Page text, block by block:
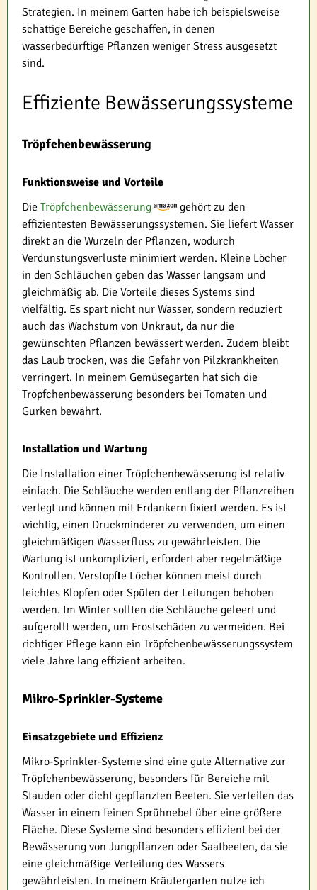
Strategien. In meinem Garten habe ich beispielsweise
schattige Bereiche geschaffen, in denen
wasserbedürftige Pflanzen weniger Stress ausgesetzt
sind.
Effiziente Bewässerungssysteme
Tröpfchenbewässerung
Funktionsweise und Vorteile
Die Tröpfchenbewässerung
gehört zu den
effizientesten Bewässerungssystemen. Sie liefert Wasser
direkt an die Wurzeln der Pflanzen, wodurch
Verdunstungsverluste minimiert werden. Kleine Löcher
in den Schläuchen geben das Wasser langsam und
gleichmäßig ab. Die Vorteile dieses Systems sind
vielfältig. Es spart nicht nur Wasser, sondern reduziert
auch das Wachstum von Unkraut, da nur die
gewünschten Pflanzen bewässert werden. Zudem bleibt
das Laub trocken, was die Gefahr von Pilzkrankheiten
verringert. In meinem Gemüsegarten hat sich die
Tröpfchenbewässerung besonders bei Tomaten und
Gurken bewährt.
Installation und Wartung
Die Installation einer Tröpfchenbewässerung ist relativ
einfach. Die Schläuche werden entlang der Pflanzreihen
verlegt und können mit Erdankern fixiert werden. Es ist
wichtig, einen Druckminderer zu verwenden, um einen
gleichmäßigen Wasserfluss zu gewährleisten. Die
Wartung ist unkompliziert, erfordert aber regelmäßige
Kontrollen. Verstopfte Löcher können meist durch
leichtes Klopfen oder Spülen der Leitungen behoben
werden. Im Winter sollten die Schläuche geleert und
aufgerollt werden, um Frostschäden zu vermeiden. Bei
richtiger Pflege kann ein Tröpfchenbewässerungssystem
viele Jahre lang effizient arbeiten.
Mikro-Sprinkler-Systeme
Einsatzgebiete und Effizienz
Mikro-Sprinkler-Systeme sind eine gute Alternative zur
Tröpfchenbewässerung, besonders für Bereiche mit
Stauden oder dicht gepflanzten Beeten. Sie verteilen das
Wasser in einem feinen Sprühnebel über eine größere
Fläche. Diese Systeme sind besonders effizient bei der
Bewässerung von Jungpflanzen oder Saatbeeten, da sie
eine gleichmäßige Verteilung des Wassers
gewährleisten. In meinem Kräutergarten nutze ich